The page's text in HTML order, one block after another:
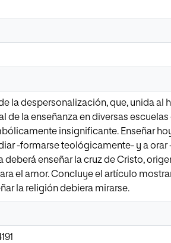
la despersonalización, que, unida al
de la enseñanza en diversas
insignificante. Enseñar
-formarse teológicamente- y a
enseñar la cruz de Cristo,
el amor. Concluye el artículo
la religión debiera mirarse.